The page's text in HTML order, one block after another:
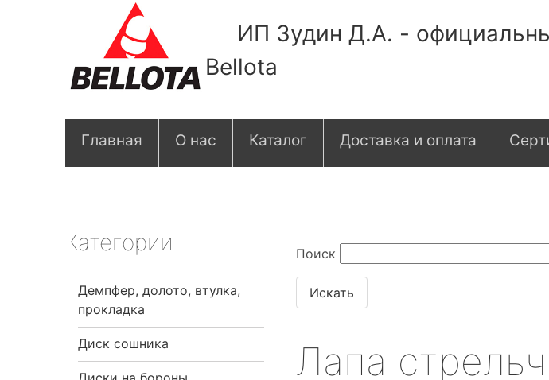
ИП Зудин Д.А. -
Bellota
О
с
о
в
н
а
Главная О нас Каталог Доставка и оплата
Поиск
Лапа
Категории
Демпфер, долото, втулка,
прокладка
Диск сошника